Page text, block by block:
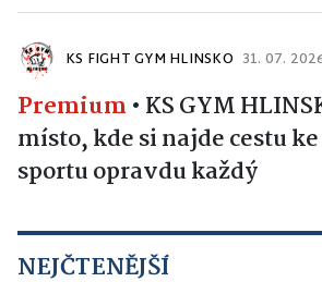
KS FIGHT GYM HLINSKO 31. 07.
Premium • KS GYM
místo, kde si najde cestu ke
sportu opravdu každý
NEJČTENĚJŠÍ